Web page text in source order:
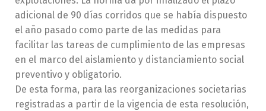
adicional de 90 días corridos que se había dispuesto
el año pasado como parte de las medidas para
facilitar las tareas de cumplimiento de las empresas
en el marco del aislamiento y distanciamiento social
preventivo y obligatorio.
De esta forma, para las reorganizaciones societarias
registradas a partir de la vigencia de esta resolución,